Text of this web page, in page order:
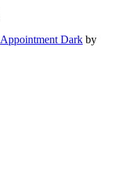
Appointment Dark by